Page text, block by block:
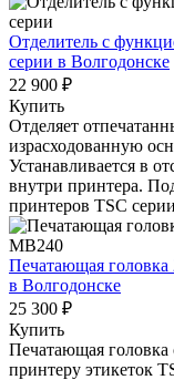
Отделитель с
серии в Волгодонске
22 900 ₽
Купить
Отделяет
израсходованную
Устанавливается в
внутри принтера.
принтеров TSC
Печатающая головка
в Волгодонске
25 300 ₽
Купить
Печатающая головка
принтеру этикеток